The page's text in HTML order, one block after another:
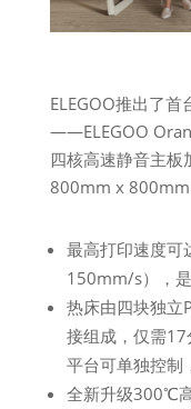
ELEGOO推出了
——ELEGOO
四核高速静音主板
800mm x 800mm
最高打印速度
150mm/s），是
热床由四块独立
接组成，仅需
平台可单独控制
全新升级300℃